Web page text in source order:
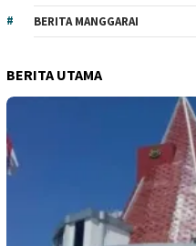
BERITA MANGGARAI
BERITA UTAMA